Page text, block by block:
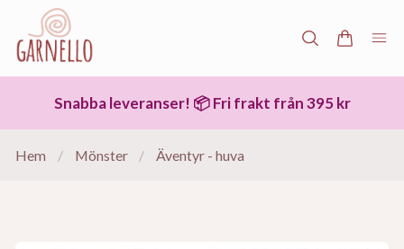
Snabba leveranser! 📦 Fri frakt från 395 kr
Hem / Mönster / Äventyr - huva